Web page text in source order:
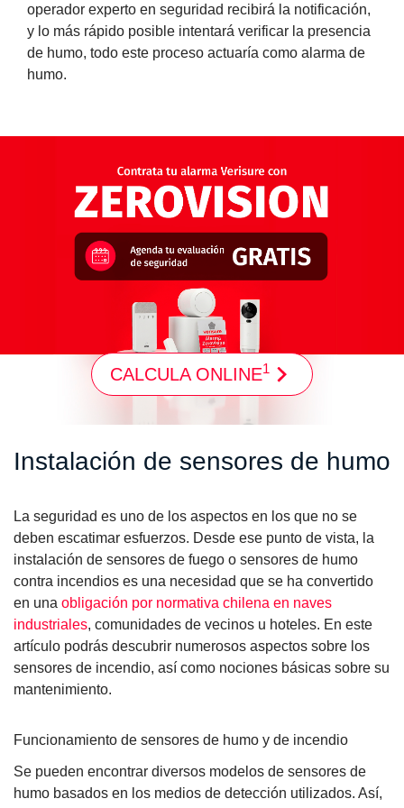
operador experto en seguridad recibirá la notificación,
y lo más rápido posible intentará verificar la presencia
de humo, todo este proceso actuaría como alarma de
humo.
CALCULA ONLINE1
Instalación de sensores de humo
La seguridad es uno de los aspectos en los que no se
deben escatimar esfuerzos. Desde ese punto de vista, la
instalación de sensores de fuego o sensores de humo
contra incendios es una necesidad que se ha convertido
en una obligación por normativa chilena en naves
industriales, comunidades de vecinos u hoteles. En este
artículo podrás descubrir numerosos aspectos sobre los
sensores de incendio, así como nociones básicas sobre su
mantenimiento.
Funcionamiento de sensores de humo y de incendio
Se pueden encontrar diversos modelos de sensores de
humo basados en los medios de detección utilizados. Así,